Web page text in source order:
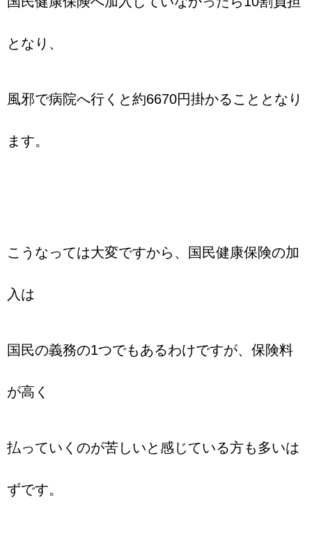
となり、
風邪で病院へ行くと約6670円掛かることとなり
ます。
こうなっては大変ですから、国民健康保険の加
入は
国民の義務の1つでもあるわけですが、保険料
が高く
払っていくのが苦しいと感じている方も多いは
ずです。